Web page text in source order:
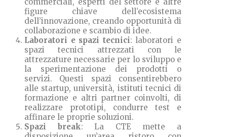
figure chiave dell’ecosistema
dell’innovazione, creando opportunità di
collaborazione e scambio di idee.
Laboratori e spazi tecnici: laboratori e
spazi tecnici attrezzati con le
attrezzature necessarie per lo sviluppo e
la sperimentazione dei prodotti o
servizi. Questi spazi consentirebbero
alle startup, università, istituti tecnici di
formazione e altri partner coinvolti, di
realizzare prototipi, condurre test e
affinare le proprie soluzioni.
Spazi break: La CTE mette a